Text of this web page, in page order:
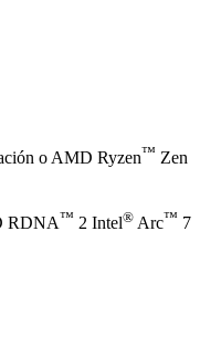
o AMD Ryzen™ Zen
RDNA™ 2 Intel® Arc™ 7